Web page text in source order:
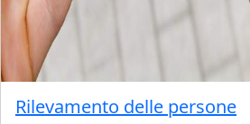
Rilevamento delle persone